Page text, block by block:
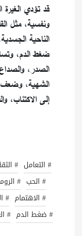
قد تؤدي
ونفسية، مثل
الناحية
ضغط الدم،
الصدر،
الشهية، وضعف
إلى الاكتئاب،
# التعامل #
# الحب #
# الاهتمام #
# ضغط الدم #